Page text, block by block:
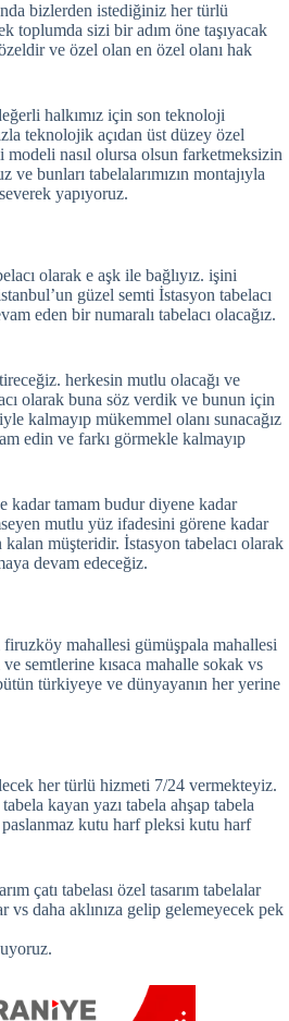
bizlerden istediğiniz her türlü
toplumda sizi bir adım öne taşıyacak
ve özel olan en özel olanı hak
halkımız için son teknoloji
teknolojik açıdan üst düzey özel
modeli nasıl olursa olsun farketmeksizin
bunları tabelalarımızın montajıyla
yapıyoruz.
olarak e aşk ile bağlıyız. işini
güzel semti İstasyon tabelacı
eden bir numaralı tabelacı olacağız.
herkesin mutlu olacağı ve
olarak buna söz verdik ve bunun için
kalmayıp mükemmel olanı sunacağız
edin ve farkı görmekle kalmayıp
kadar tamam budur diyene kadar
mutlu yüz ifadesini görene kadar
müşteridir. İstasyon tabelacı olarak
devam edeceğiz.
mahallesi gümüşpala mahallesi
semtlerine kısaca mahalle sokak vs
türkiyeye ve dünyayanın her yerine
her türlü hizmeti 7/24 vermekteyiz.
tabela kayan yazı tabela ahşap tabela
kutu harf pleksi kutu harf
çatı tabelası özel tasarım tabelalar
daha aklınıza gelip gelemeyecek pek